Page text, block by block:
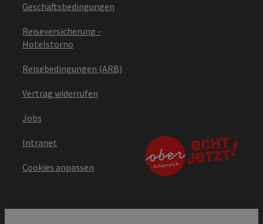
Geschäftsbedingungen
Reiseversicherung -
Hotelstorno
Reisebedingungen (ARB)
Vertrag widerrufen
Jobs
Intranet
Cookies anpassen